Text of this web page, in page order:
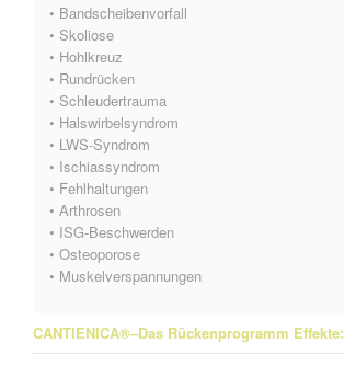
• Bandscheibenvorfall
• Skoliose
• Hohlkreuz
• Rundrücken
• Schleudertrauma
• Halswirbelsyndrom
• LWS-Syndrom
• Ischiassyndrom
• Fehlhaltungen
• Arthrosen
• ISG-Beschwerden
• Osteoporose
• Muskelverspannungen
CANTIENICA®–Das Rückenprogramm Effekte: